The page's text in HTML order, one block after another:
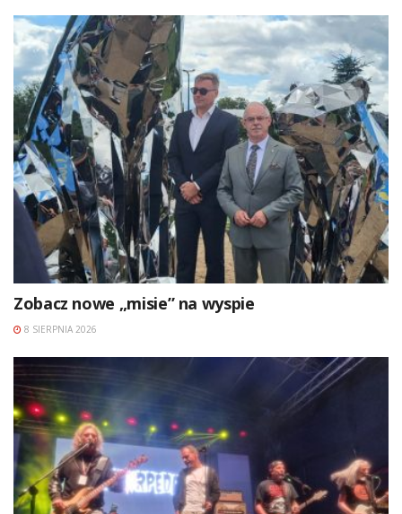
Zobacz nowe „misie” na wyspie
8 SIERPNIA 2026